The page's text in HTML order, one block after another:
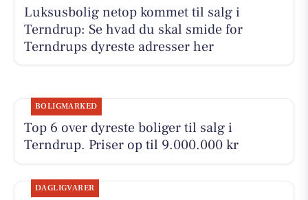
Luksusbolig netop kommet til salg i
Terndrup: Se hvad du skal smide for
Terndrups dyreste adresser her
BOLIGMARKED
Top 6 over dyreste boliger til salg i
Terndrup. Priser op til 9.000.000 kr
DAGLIGVARER